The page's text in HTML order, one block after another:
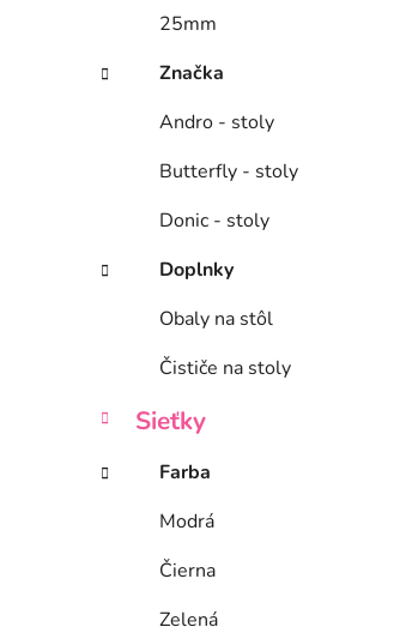
25mm
Značka
Andro - stoly
Butterfly - stoly
Donic - stoly
Doplnky
Obaly na stôl
Čističe na stoly
Sieťky
Farba
Modrá
Čierna
Zelená